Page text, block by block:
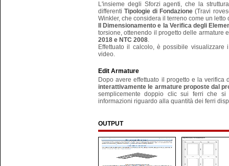
L'insieme degli Sforzi agenti, che la
differentiTipologie di Fondazione (Travi
Winkler, che considera il terreno come un
Il Dimensionamento e la Verifica degli
torsione, ottenendo il progetto delle armature
2018 e NTC 2008.
Effettuato il calcolo, è possibile
video.
Edit Armature
Dopo avere effettuato il progetto e la
interattivamente le armature proposte dal
semplicemente doppio clic sui ferri che si
informazioni riguardo alla quantità dei ferri
OUTPUT